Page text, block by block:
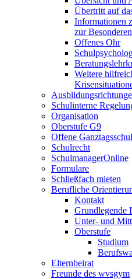
Übertritt auf
Informationen
zur
Offenes Ohr
Weitere
Schulinterne
Organisation
Oberstufe G9
Offene
Schulrecht
SchulmanagerOnline
Formulare
Schließfach mieten
Berufliche
Kontakt
Grundlegende
Unter- und
Oberstufe
Studium
Elternbeirat
Freunde des wvsgym